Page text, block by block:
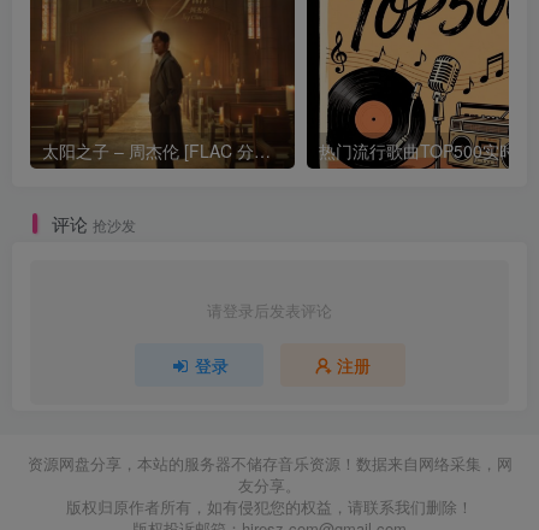
太阳之子 – 周杰伦 [FLAC 分轨 192Khz 24bit]
评论 抢沙发
请登录后发表评论
登录 注册
资源网盘分享，本站的服务器不储存音乐资源！数据来自网络采集，网
友分享。
版权归原作者所有，如有侵犯您的权益，请联系我们删除！